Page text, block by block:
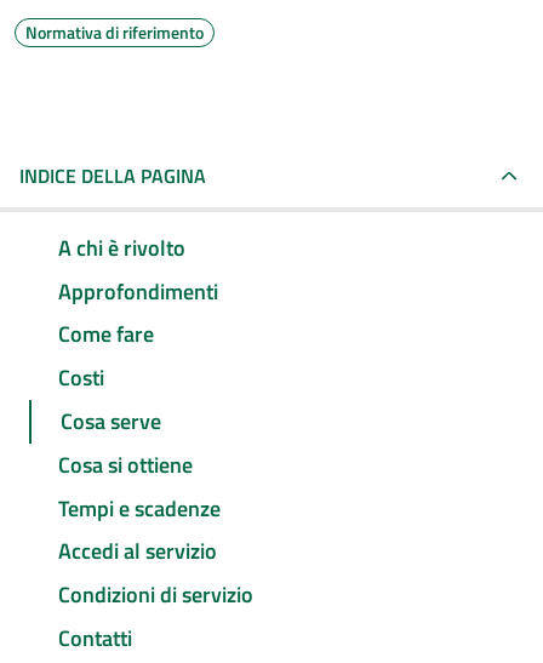
Normativa di riferimento
INDICE DELLA PAGINA
A chi è rivolto
Approfondimenti
Come fare
Costi
Cosa serve
Cosa si ottiene
Tempi e scadenze
Accedi al servizio
Condizioni di servizio
Contatti